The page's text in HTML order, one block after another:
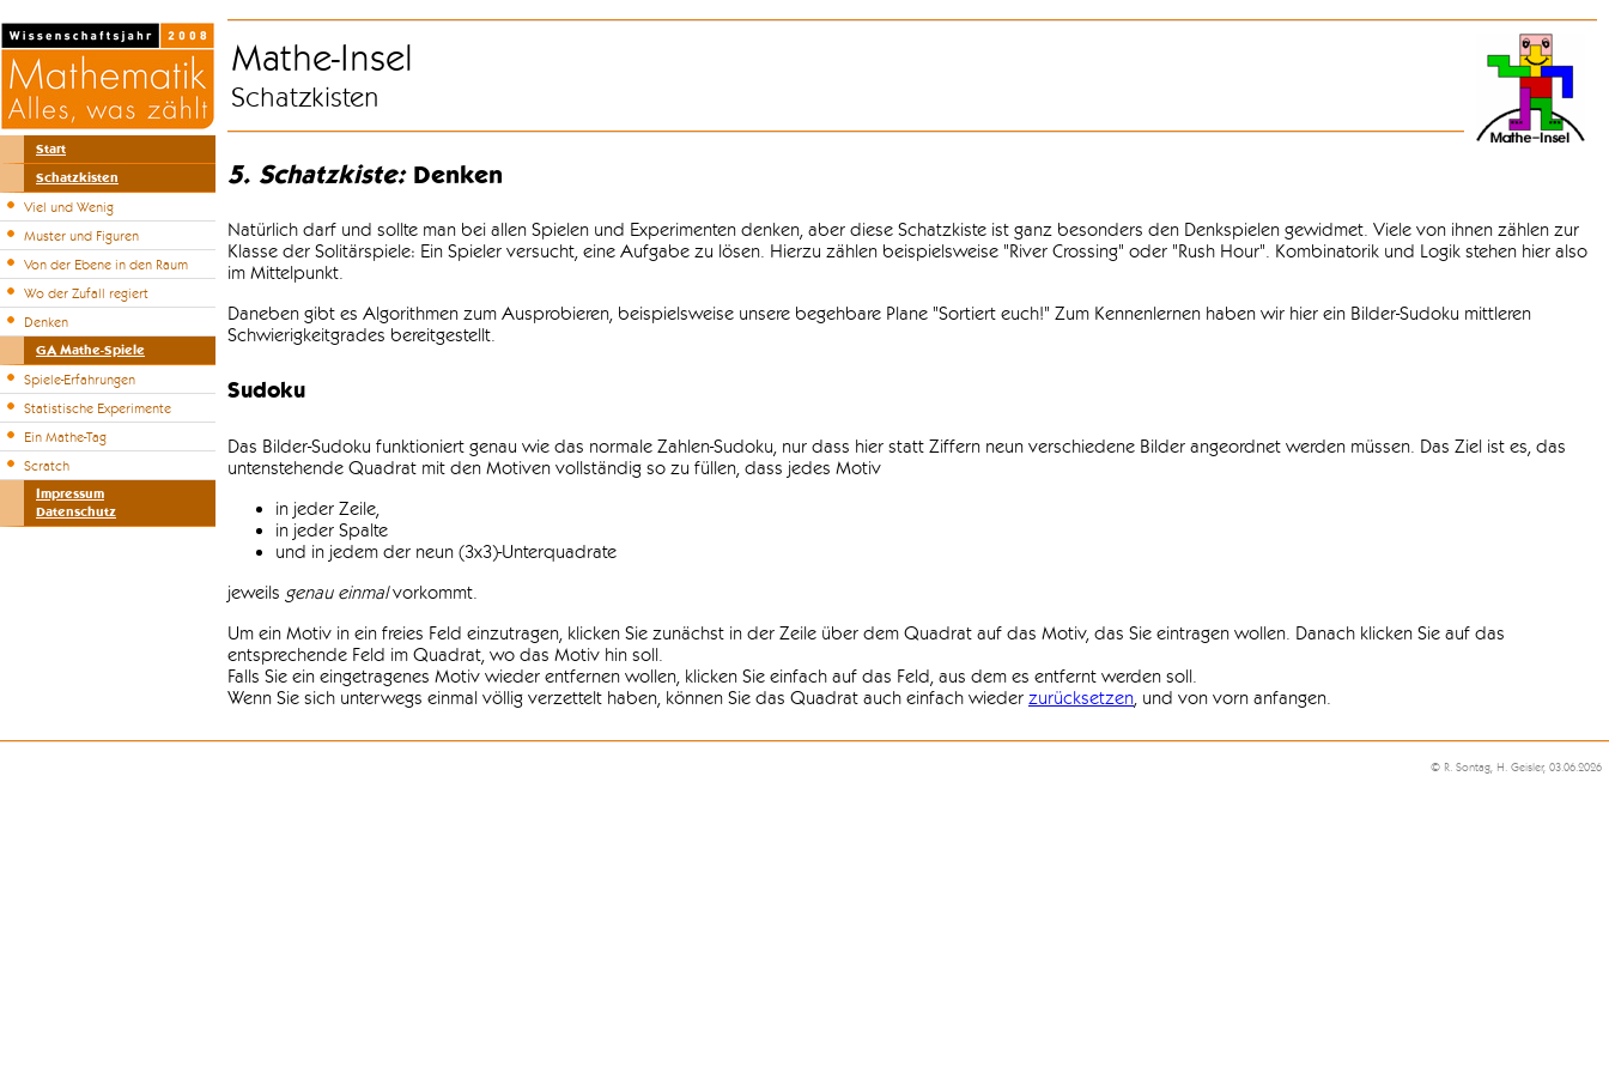
Start
Schatzkisten
Viel und Wenig
Muster und Figuren
Von der Ebene in den Raum
Wo der Zufall regiert
Denken
GA Mathe-Spiele
Spiele-Erfahrungen
Statistische Experimente
Ein Mathe-Tag
Scratch
Impressum
Datenschutz
Mathe-Insel
Schatzkisten
5. Schatzkiste:Denken
Natürlich darf und sollte man bei allen Spielen und Experimenten denken, aber diese Schatzkiste ist ganz besonders den Denkspielen gewidmet. Viele von ihnen zählen zur
Klasse der Solitärspiele: Ein Spieler versucht, eine Aufgabe zu lösen. Hierzu zählen beispielsweise "River Crossing" oder "Rush Hour". Kombinatorik und Logik stehen hier also
im Mittelpunkt.
Daneben gibt es Algorithmen zum Ausprobieren, beispielsweise unsere begehbare Plane "Sortiert euch!" Zum Kennenlernen haben wir hier ein Bilder-Sudoku mittleren
Schwierigkeitgrades bereitgestellt.
Sudoku
Das Bilder-Sudoku funktioniert genau wie das normale Zahlen-Sudoku, nur dass hier statt Ziffern neun verschiedene Bilder angeordnet werden müssen. Das Ziel ist es, das
untenstehende Quadrat mit den Motiven vollständig so zu füllen, dass jedes Motiv
in jeder Zeile,
in jeder Spalte
und in jedem der neun (3x3)-Unterquadrate
jeweils genau einmalvorkommt.
Um ein Motiv in ein freies Feld einzutragen, klicken Sie zunächst in der Zeile über dem Quadrat auf das Motiv, das Sie eintragen wollen. Danach klicken Sie auf das
entsprechende Feld im Quadrat, wo das Motiv hin soll.
Falls Sie ein eingetragenes Motiv wieder entfernen wollen, klicken Sie einfach auf das Feld, aus dem es entfernt werden soll.
Wenn Sie sich unterwegs einmal völlig verzettelt haben, können Sie das Quadrat auch einfach wieder zurücksetzen, und von vorn anfangen.
© R. Sontag, H. Geisler, 03.06.2026